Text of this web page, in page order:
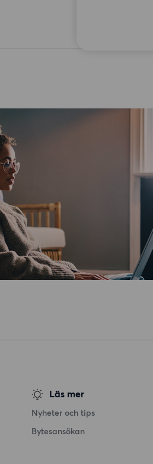
Läs mer
Nyheter och tips
Bytesansökan